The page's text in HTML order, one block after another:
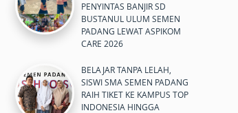
PENYINTAS BANJIR SD
BUSTANUL ULUM SEMEN
PADANG LEWAT ASPIKOM
CARE 2026
BELAJAR TANPA LELAH,
SISWI SMA SEMEN PADANG
RAIH TIKET KE KAMPUS TOP
INDONESIA HINGGA